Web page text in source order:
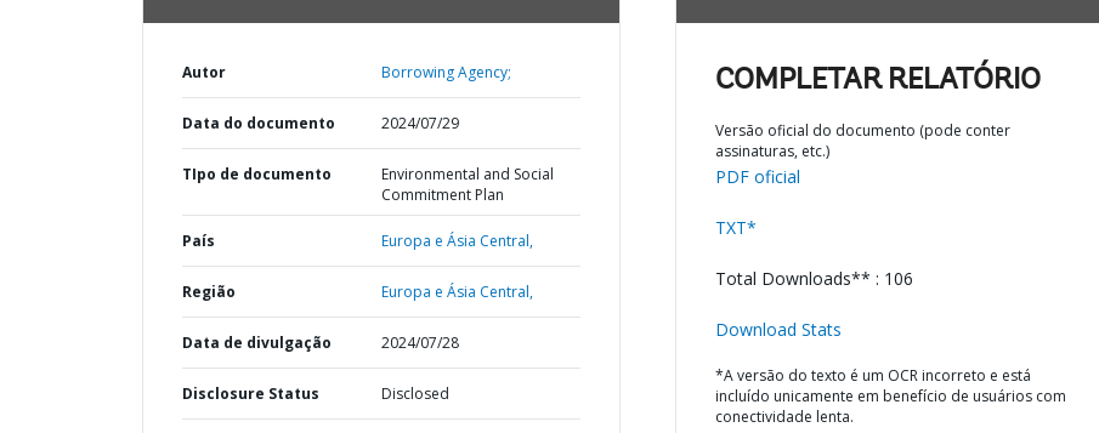
Autor Borrowing Agency;
Data do documento 2024/07/29
TIpo de documento
Environmental and Social
Commitment Plan
País Europa e Ásia Central,
Região Europa e Ásia Central,
Data de divulgação 2024/07/28
Disclosure Status Disclosed
COMPLETAR RELATÓRIO
Versão oficial do documento (pode conter
assinaturas, etc.)
PDF oficial
TXT*
Total Downloads** : 106
Download Stats
*A versão do texto é um OCR incorreto e está
incluído unicamente em benefício de usuários com
conectividade lenta.